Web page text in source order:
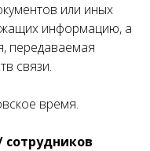
или иных
информацию, а
передаваемая
связи.
время.